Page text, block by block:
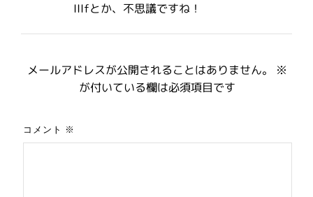
IIIfとか、不思議ですね！
メールアドレスが公開されることはありません。
※
が付いている欄は必須項目です
コメント ※